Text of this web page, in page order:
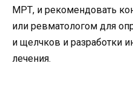
МРТ, и рекомендовать
или ревматологом для
и щелчков и разработки
лечения.